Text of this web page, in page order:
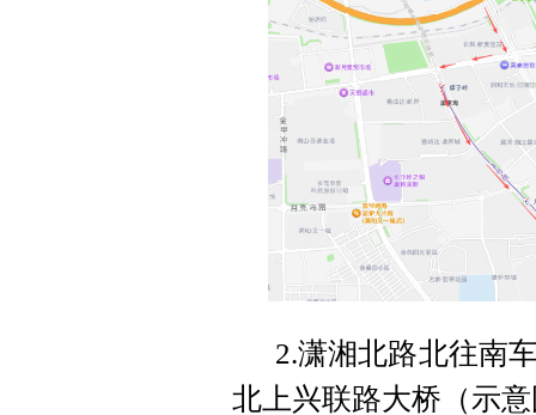
2.潇湘北路北往南
北上兴联路大桥（示